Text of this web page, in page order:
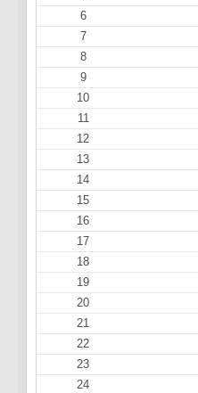
6
7
8
9
10
11
12
13
14
15
16
17
18
19
20
21
22
23
24